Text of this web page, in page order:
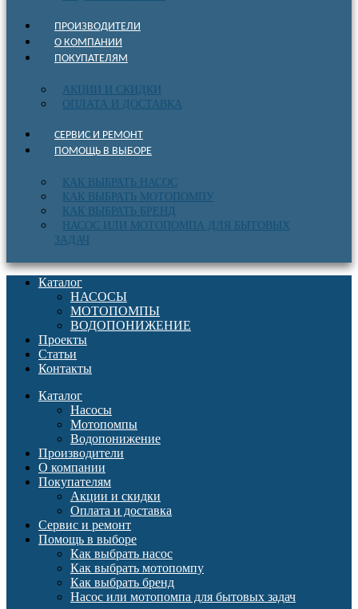
ПРОИЗВОДИТЕЛИ
О КОМПАНИИ
ПОКУПАТЕЛЯМ
АКЦИИ И СКИДКИ
ОПЛАТА И ДОСТАВКА
СЕРВИС И РЕМОНТ
ПОМОЩЬ В ВЫБОРЕ
КАК ВЫБРАТЬ НАСОС
КАК ВЫБРАТЬ МОТОПОМПУ
КАК ВЫБРАТЬ БРЕНД
НАСОС ИЛИ МОТОПОМПА ДЛЯ БЫТОВЫХ
ЗАДАЧ
Каталог
НАСОСЫ
МОТОПОМПЫ
ВОДОПОНИЖЕНИЕ
Проекты
Статьи
Контакты
Каталог
Насосы
Мотопомпы
Водопонижение
Производители
О компании
Покупателям
Акции и скидки
Оплата и доставка
Сервис и ремонт
Помощь в выборе
Как выбрать насос
Как выбрать мотопомпу
Как выбрать бренд
Насос или мотопомпа для бытовых задач